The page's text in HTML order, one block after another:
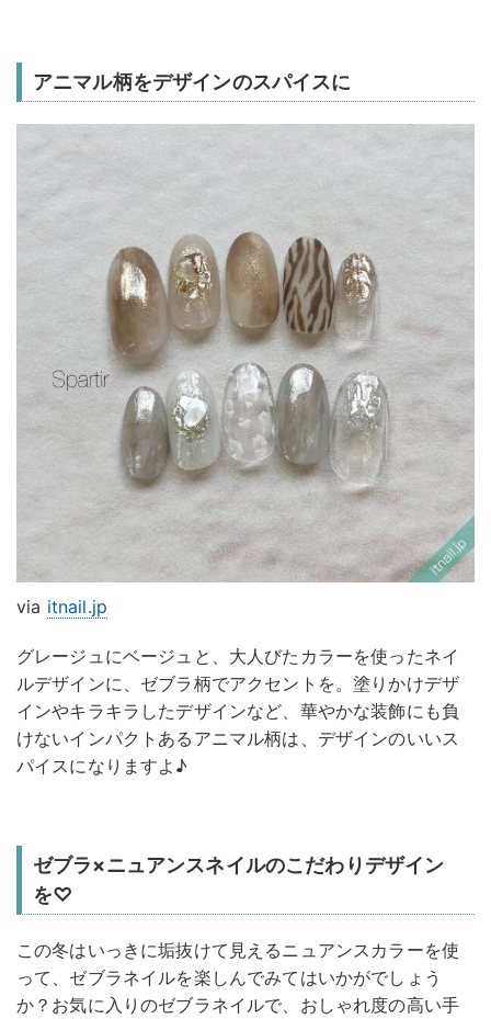
アニマル柄をデザインのスパイスに
via itnail.jp
グレージュにベージュと、大人びたカラーを使ったネイ
ルデザインに、ゼブラ柄でアクセントを。塗りかけデザ
インやキラキラしたデザインなど、華やかな装飾にも負
けないインパクトあるアニマル柄は、デザインのいいス
パイスになりますよ♪
ゼブラ×ニュアンスネイルのこだわりデザイン
を♡
この冬はいっきに垢抜けて見えるニュアンスカラーを使
って、ゼブラネイルを楽しんでみてはいかがでしょう
か？お気に入りのゼブラネイルで、おしゃれ度の高い手